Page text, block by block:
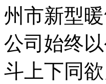
州市新型
公司始终
斗上下同